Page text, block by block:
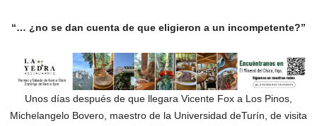
“… ¿no se dan cuenta de que eligieron a un incompetente?”
Unos días después de que llegara Vicente Fox a Los Pinos,
Michelangelo Bovero, maestro de la Universidad deTurín, de visita